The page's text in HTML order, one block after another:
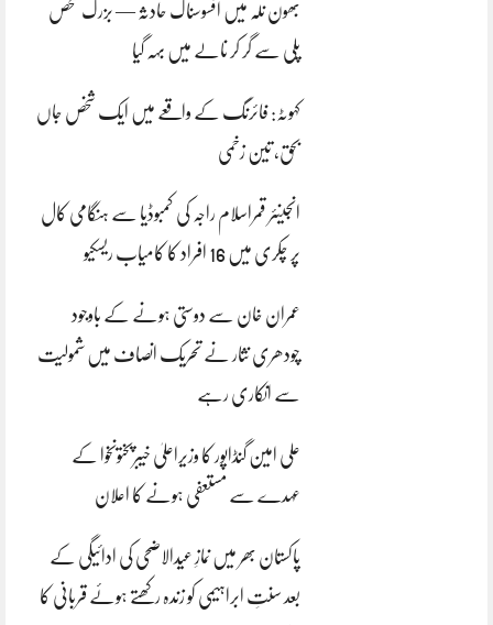
بھون نلہ میں افسوسناک حادثہ — بزرگ شخص
پلی سے گر کر نالے میں بہہ گیا
کہوٹہ: فائرنگ کے واقعے میں ایک شخص جاں
بحق، تین زخمی
انجینئر قمراسلام راجہ کی کمبوڈیا سے ہنگامی کال
پر چکری میں 16 افراد کا کامیاب ریسکیو
عمران خان سے دوستی ہونے کے باوجود
چودھری نثار نے تحریک انصاف میں شمولیت
سے انکاری رہے
علی امین گنڈاپور کا وزیراعلیٰ خیبرپختونخوا کے
عہدے سے مستعفی ہونے کا اعلان
پاکستان بھر میں نمازِ عیدالاضحی کی ادائیگی کے
بعد سنتِ ابراہیمی کو زندہ رکھتے ہوئے قربانی کا